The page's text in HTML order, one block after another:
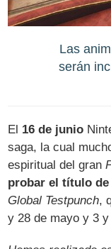
Las
serán
El 16 de junio
saga, la cual
espiritual del gran
probar el título
Global Testpunch,
y 28 de mayo y 3